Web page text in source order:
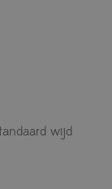
wijd